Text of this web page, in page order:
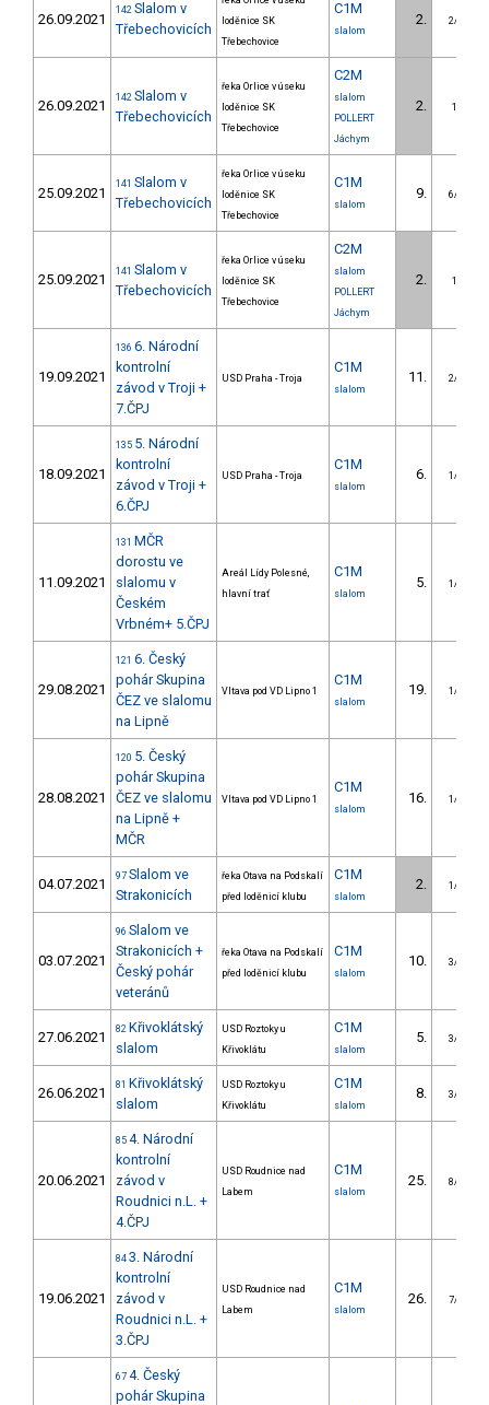
26.09.2021
142 Slalom v
Třebechovicích
loděnice SK
Třebechovice
C1M
slalom
2. 2/DM
26.09.2021 142 Slalom v
Třebechovicích
řeka Orlice v úseku
loděnice SK
Třebechovice
C2M
slalom
POLLERT
Jáchym
2. 1/DS
25.09.2021
141 Slalom v
Třebechovicích
řeka Orlice v úseku
loděnice SK
Třebechovice
C1M
slalom
9. 6/DM
25.09.2021 141 Slalom v
Třebechovicích
řeka Orlice v úseku
loděnice SK
Třebechovice
C2M
slalom
POLLERT
Jáchym
2. 1/DS
19.09.2021
136 6. Národní
kontrolní
závod v Troji +
7.ČPJ
USD Praha - Troja
C1M
slalom
11. 2/DM
18.09.2021
135 5. Národní
kontrolní
závod v Troji +
6.ČPJ
USD Praha - Troja
C1M
slalom
6. 1/DM
11.09.2021
131 MČR
dorostu ve
slalomu v
Českém
Vrbném+ 5.ČPJ
Areál Lídy Polesné,
hlavní trať
C1M
slalom
5. 1/DM
29.08.2021
121 6. Český
pohár Skupina
ČEZ ve slalomu
na Lipně
Vltava pod VD Lipno 1
C1M
slalom
19. 1/DM
28.08.2021
120 5. Český
pohár Skupina
ČEZ ve slalomu
na Lipně +
MČR
Vltava pod VD Lipno 1
C1M
slalom
16. 1/DM
04.07.2021 97 Slalom ve
Strakonicích
řeka Otava na Podskalí
před loděnicí klubu
C1M
slalom
2. 1/DM
03.07.2021
96 Slalom ve
Strakonicích +
Český pohár
veteránů
řeka Otava na Podskalí
před loděnicí klubu
C1M
slalom
10. 3/DM
27.06.2021 82 Křivoklátský
slalom
USD Roztoky u
Křivoklátu
C1M
slalom
5. 3/DM
26.06.2021 81 Křivoklátský
slalom
USD Roztoky u
Křivoklátu
C1M
slalom
8. 3/DM
20.06.2021
85 4. Národní
kontrolní
závod v
Roudnici n.L. +
4.ČPJ
USD Roudnice nad
Labem
C1M
slalom
25. 8/DM
19.06.2021
84 3. Národní
kontrolní
závod v
Roudnici n.L. +
3.ČPJ
USD Roudnice nad
Labem
C1M
slalom
26. 7/DM
67 4. Český
pohár Skupina